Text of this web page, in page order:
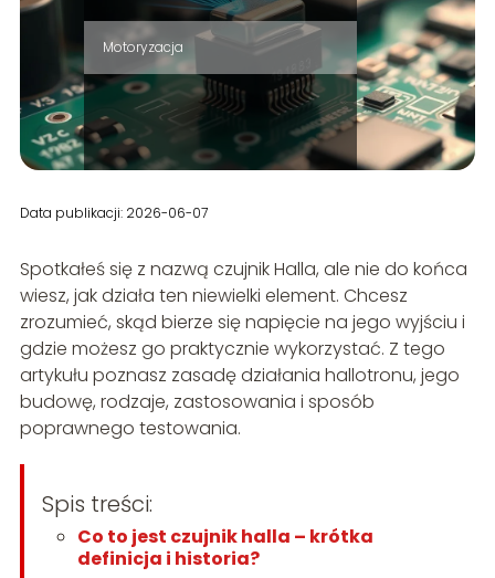
Motoryzacja
Data publikacji: 2026-06-07
Spotkałeś się z nazwą czujnik Halla, ale nie do końca
wiesz, jak działa ten niewielki element. Chcesz
zrozumieć, skąd bierze się napięcie na jego wyjściu i
gdzie możesz go praktycznie wykorzystać. Z tego
artykułu poznasz zasadę działania hallotronu, jego
budowę, rodzaje, zastosowania i sposób
poprawnego testowania.
Spis treści:
Co to jest czujnik halla – krótka
definicja i historia?